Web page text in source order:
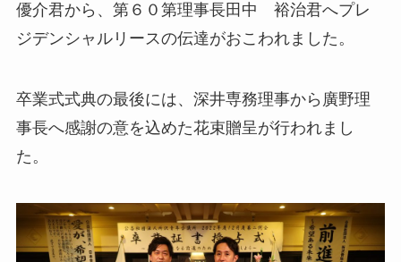
優介君から、第６０第理事長田中 裕治君へプレ
ジデンシャルリースの伝達がおこわれました。
卒業式式典の最後には、深井専務理事から廣野理
事長へ感謝の意を込めた花束贈呈が行われまし
た。